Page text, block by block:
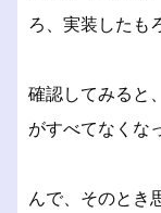
ろ、実装したも
確認してみると
がすべてなくな
んで、そのとき